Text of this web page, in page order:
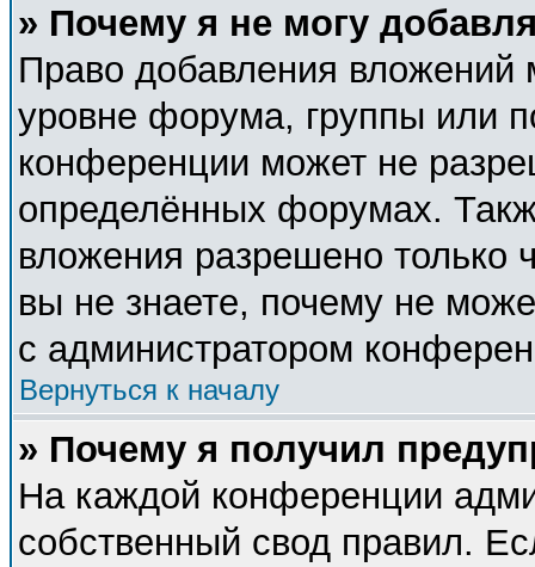
» Почему я не могу
Право добавления вложений
уровне форума, группы или
конференции может не
определённых форумах.
вложения разрешено только
вы не знаете, почему не
с администратором
Вернуться к началу
» Почему я получил
На каждой конференции
собственный свод правил.